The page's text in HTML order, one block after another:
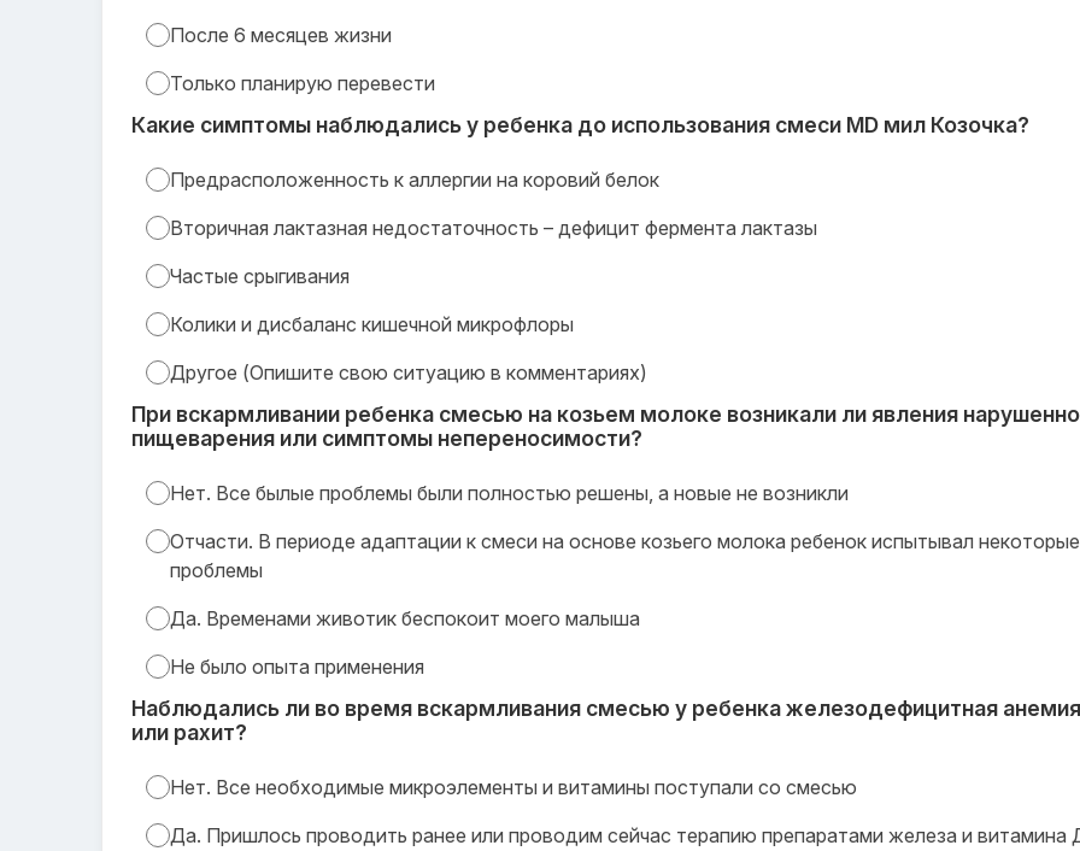
После 6 месяцев жизни
Только планирую перевести
Какие симптомы наблюдались у ребенка до использования смеси MD мил Козочка?
Предрасположенность к аллергии на коровий белок
Вторичная лактазная недостаточность – дефицит фермента лактазы
Частые срыгивания
Колики и дисбаланс кишечной микрофлоры
Другое (Опишите свою ситуацию в комментариях)
При вскармливании ребенка смесью на козьем молоке возникали ли явления
пищеварения или симптомы непереносимости?
Нет. Все былые проблемы были полностью решены, а новые не возникли
Отчасти. В периоде адаптации к смеси на основе козьего молока ребенок испытывал некоторые
проблемы
Да. Временами животик беспокоит моего малыша
Не было опыта применения
Наблюдались ли во время вскармливания смесью у ребенка железодефицитная анемия
или рахит?
Нет. Все необходимые микроэлементы и витамины поступали со смесью
Да. Пришлось проводить ранее или проводим сейчас терапию препаратами железа и витамина